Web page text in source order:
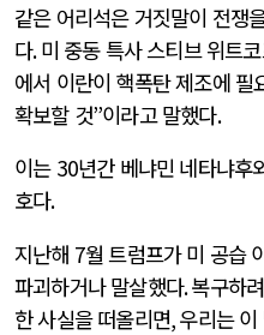
같은 어리석은 거짓말이 전쟁
다.미 중동 특사 스티브 위트
에서 이란이 핵폭탄 제조에 필
확보할 것”이라고 말했다.
이는 30년간 베냐민 네타냐후
호다.
지난해 7월 트럼프가 미 공습
파괴하거나 말살했다.복구하
한 사실을 떠올리면,우리는